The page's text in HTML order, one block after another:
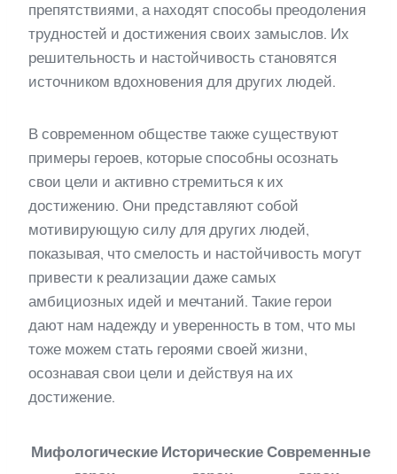
препятствиями, а находят способы преодоления
трудностей и достижения своих замыслов. Их
решительность и настойчивость становятся
источником вдохновения для других людей.
В современном обществе также существуют
примеры героев, которые способны осознать
свои цели и активно стремиться к их
достижению. Они представляют собой
мотивирующую силу для других людей,
показывая, что смелость и настойчивость могут
привести к реализации даже самых
амбициозных идей и мечтаний. Такие герои
дают нам надежду и уверенность в том, что мы
тоже можем стать героями своей жизни,
осознавая свои цели и действуя на их
достижение.
Мифологические Исторические Современные